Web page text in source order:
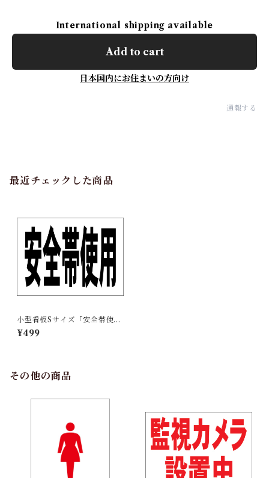
International shipping available
Add to cart
日本国内にお住まいの方向け
通報する
最近チェックした商品
小型看板Sサイズ「安全帯使用
（黒字）」 屋外可【工場・現
場】
¥499
その他の商品